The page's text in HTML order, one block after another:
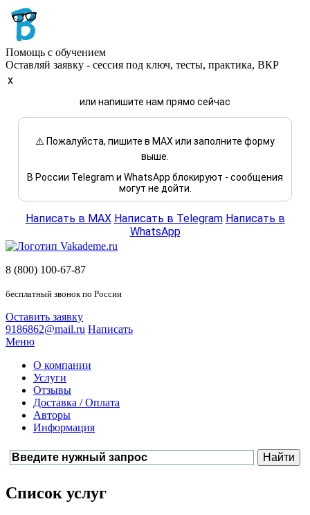
Помощь с обучением
Оставляй заявку - сессия под ключ, тесты, практика, ВКР
x
или напишите нам прямо сейчас
⚠️ Пожалуйста, пишите в MAX или заполните форму
выше.
В России Telegram и WhatsApp блокируют - сообщения
могут не дойти.
Написать в MAX Написать в Telegram Написать в
WhatsApp
8 (800) 100-67-87
бесплатный звонок по России
Оставить заявку
9186862@mail.ru Написать
Меню
О компании
Услуги
Отзывы
Доставка / Оплата
Авторы
Информация
Список услуг